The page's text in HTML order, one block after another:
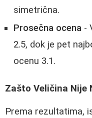
simetrična.
Prosečna ocena -
2.5, dok je pet
ocenu 3.1.
Zašto Veličina Nije
Prema rezultatima,